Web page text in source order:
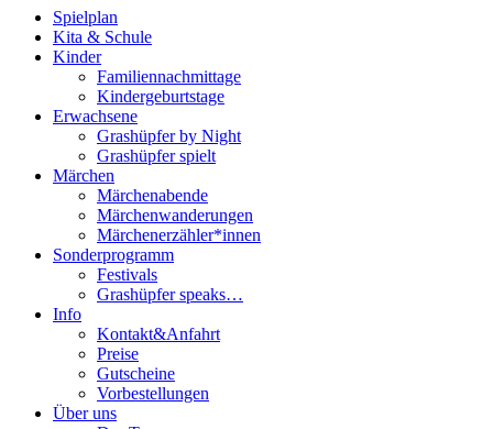
Spielplan
Kita & Schule
Kinder
Familiennachmittage
Kindergeburtstage
Erwachsene
Grashüpfer by Night
Grashüpfer spielt
Märchen
Märchenabende
Märchenwanderungen
Märchenerzähler*innen
Sonderprogramm
Festivals
Grashüpfer speaks…
Info
Kontakt&Anfahrt
Preise
Gutscheine
Vorbestellungen
Über uns